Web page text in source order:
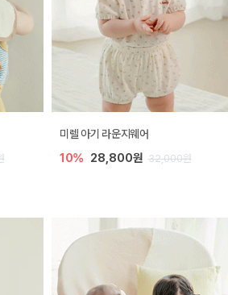
미렐 아기 라운지웨어
10% 28,800원 32,000원